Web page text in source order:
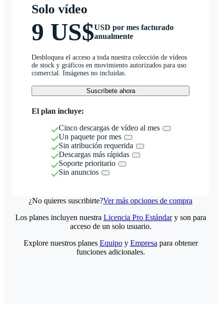
Solo vídeo
9 US$USD por mes facturado
anualmente
Desbloquea el acceso a toda nuestra colección de vídeos
de stock y gráficos en movimiento autorizados para uso
comercial. Imágenes no incluidas.
Suscríbete ahora
El plan incluye:
Cinco descargas de vídeo al mes
Un paquete por mes
Sin atribución requerida
Descargas más rápidas
Soporte prioritario
Sin anuncios
¿No quieres suscribirte?Ver más opciones de compra
Los planes incluyen nuestra Licencia Pro Estándary son para
acceso de un solo usuario.
Explore nuestros planes Equipoy Empresa para obtener
funciones adicionales.